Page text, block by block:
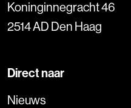
Koninginnegracht 46
2514 AD Den Haag
Direct naar
Nieuws